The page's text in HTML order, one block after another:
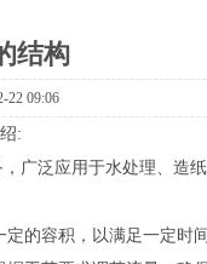
结构
2209:06
:
广泛应用于水处理、造纸
的容积，以满足一定时